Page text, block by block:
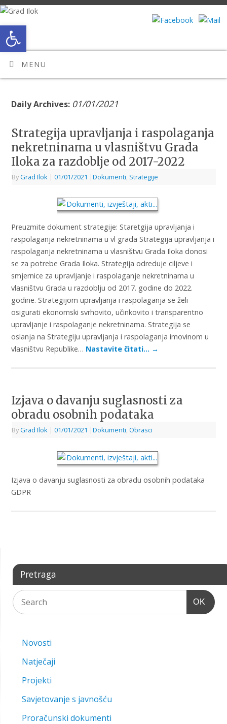
Open toolbar
MENU
Daily Archives: 01/01/2021
Strategija upravljanja i raspolaganja
nekretninama u vlasništvu Grada
Iloka za razdoblje od 2017-2022
ByGrad Ilok | 01/01/2021 |Dokumenti, Strategije
Preuzmite dokument strategije: Staretgija upravljanja i
raspolaganja nekretninama u vl grada Strategija upravljanja i
raspolaganja nekretninama u vlasništvu Grada Iloka donosi
se za potrebe Grada Iloka. Strategija odreduje ciljeve i
smjernice za upravljanje i raspolaganje nekretninama u
vlasništvu Grada u razdoblju od 2017. godine do 2022.
godine. Strategijom upravljanja i raspolaganja se želi
osigurati ekonomski svrhovito, učinkovito i transparentno
upravljanje i raspolaganje nekretninama. Strategija se
oslanja na Strategiju upravljanja i raspolaganja imovinom u
vlasništvu Republike… Nastavite čitati… →
Izjava o davanju suglasnosti za
obradu osobnih podataka
ByGrad Ilok | 01/01/2021 |Dokumenti, Obrasci
Izjava o davanju suglasnosti za obradu osobnih podataka
GDPR
Pretraga
OK
Novosti
Natječaji
Projekti
Savjetovanje s javnošću
Proračunski dokumenti